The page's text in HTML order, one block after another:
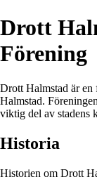
Drott
Förening
Drott Halmstad är en
Halmstad.
viktig del av stadens
Historia
Historien om Drott